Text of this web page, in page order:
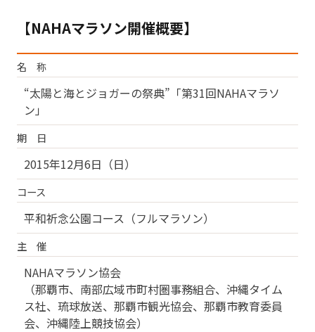
【NAHAマラソン開催概要】
名 称
“太陽と海とジョガーの祭典”「第31回NAHAマラソ
ン」
期 日
2015年12月6日（日）
コース
平和祈念公園コース（フルマラソン）
主 催
NAHAマラソン協会
（那覇市、南部広域市町村圏事務組合、沖縄タイム
ス社、琉球放送、那覇市観光協会、那覇市教育委員
会、沖縄陸上競技協会）